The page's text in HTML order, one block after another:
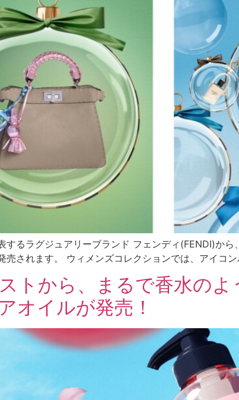
するラグジュアリーブランド フェンディ(FENDI)か
売されます。 ウィメンズコレクションでは、アイコ
トから、まるで香水の
オイルが発売！